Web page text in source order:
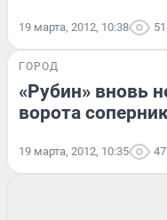
19 марта, 2012, 10:38
ГОРОД
«Рубин» вновь
ворота
19 марта, 2012, 10:35